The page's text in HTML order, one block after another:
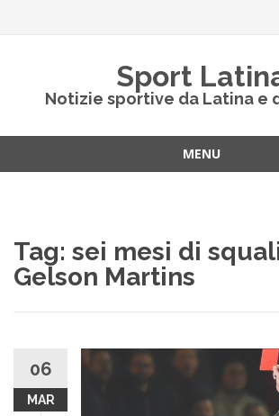
Sport
Notizie sportive da Latina e
MENU
Tag: sei mesi di
Gelson Martins
06
MAR